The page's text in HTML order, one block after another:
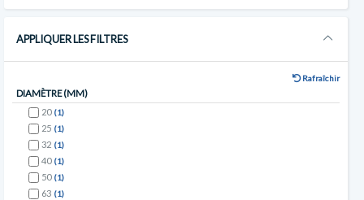
APPLIQUER LES FILTRES
Rafraîchir
DIAMÈTRE (MM)
20 (1)
25 (1)
32 (1)
40 (1)
50 (1)
63 (1)